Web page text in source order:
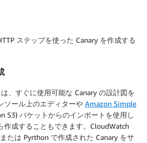
ステップを使った Canary を作成する
、すぐに使用可能な Canary の設計図を
ソール上のエディターや Amazon Simple
S3) バケットからのインポートを使用し
作成することもできます。CloudWatch
たは Pyrthon で作成された Canary をサ